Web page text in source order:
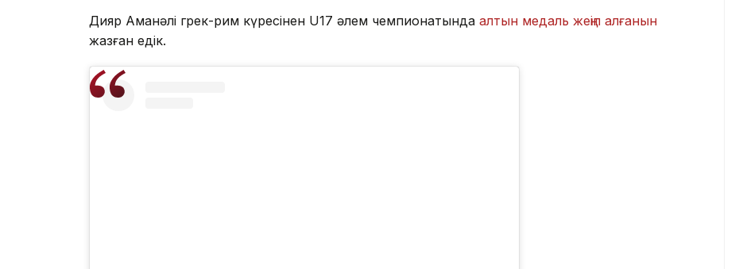
Дияр Аманәлі грек-рим күресінен U17 әлем чемпионатында алтын медаль жеңіп алғанын
жазған едік.